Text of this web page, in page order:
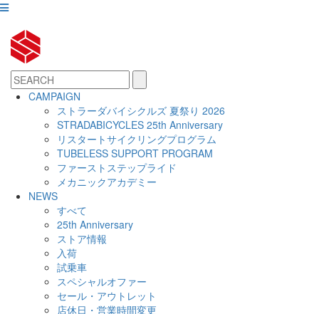
CAMPAIGN
ストラーダバイシクルズ 夏祭り 2026
STRADABICYCLES 25th Anniversary
リスタートサイクリングプログラム
TUBELESS SUPPORT PROGRAM
ファーストステップライド
メカニックアカデミー
NEWS
すべて
25th Anniversary
ストア情報
入荷
試乗車
スペシャルオファー
セール・アウトレット
店休日・営業時間変更